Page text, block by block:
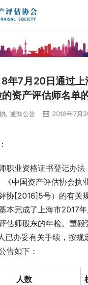
年7月20日通过
资产评估师名单
, 通知公告 2018年7月
职业资格证书登记办
中国资产评估协会执
评协[2016]5号）的有关
本完成了上海市2017年
估师股东的年检。董毅
已办妥有关手续，按规
告如下：
人数